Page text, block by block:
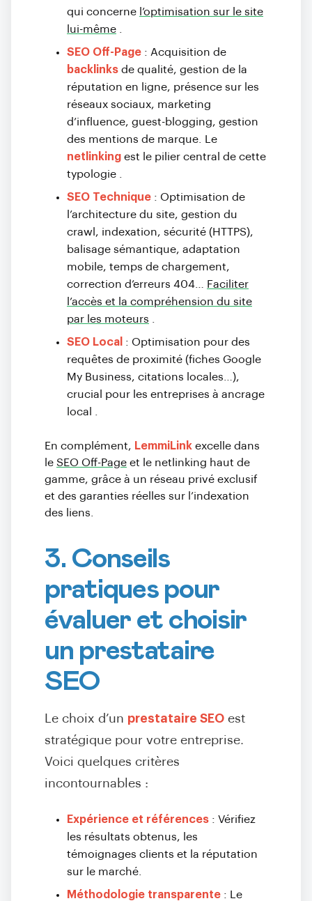
qui concerne l’optimisation sur le site
lui-même
SEO Off-Page : Acquisition de
backlinks de qualité, gestion de la
réputation en ligne, présence sur les
réseaux sociaux, marketing
d’influence, guest-blogging, gestion
des mentions de marque. Le
netlinking est le pilier central de cette
typologie
SEO Technique : Optimisation de
l’architecture du site, gestion du
crawl, indexation, sécurité (HTTPS),
balisage sémantique, adaptation
mobile, temps de chargement,
correction d’erreurs 404…
Faciliter
l’accès et la compréhension du site
par les moteurs
SEO Local : Optimisation pour des
requêtes de proximité (fiches Google
My Business, citations locales…),
crucial pour les entreprises à ancrage
local
En complément, LemmiLink excelle dans
le SEO Off-Page et le netlinking haut de
gamme, grâce à un réseau privé exclusif
et des garanties réelles sur l’indexation
des liens.
3. Conseils
pratiques pour
évaluer et choisir
un prestataire
SEO
Le choix d’un prestataire SEO est
stratégique pour votre entreprise.
Voici quelques critères
incontournables :
Expérience et références : Vérifiez
les résultats obtenus, les
témoignages clients et la réputation
sur le marché.
Méthodologie transparente : Le